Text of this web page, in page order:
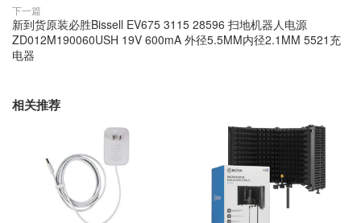
下一篇
新到货原装必胜Bissell EV675 3115 28596 扫地机器人电源
ZD012M190060USH 19V 600mA 外径5.5MM内径2.1MM 5521充
电器
相关推荐